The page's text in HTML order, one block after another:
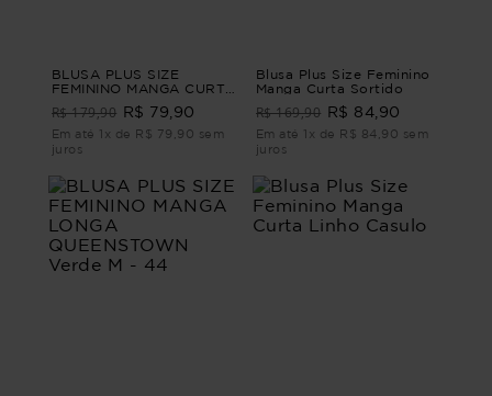
BLUSA PLUS SIZE
FEMININO MANGA CURTA
MOSCATO Marrom G2
R$ 179,90 R$ 79,90
Em até 1x de R$ 79,90 sem
juros
Blusa Plus Size Feminino
Manga Curta Sortido
R$ 169,90 R$ 84,90
Em até 1x de R$ 84,90 sem
juros